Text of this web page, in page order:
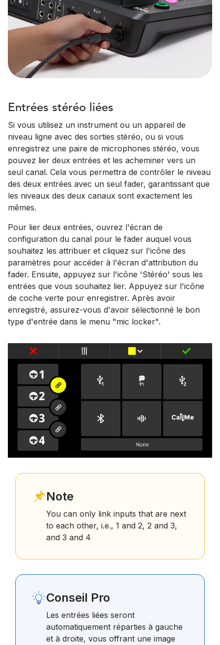
Entrées stéréo liées
Si vous utilisez un instrument ou un appareil de
niveau ligne avec des sorties stéréo, ou si vous
enregistrez une paire de microphones stéréo, vous
pouvez lier deux entrées et les acheminer vers un
seul canal. Cela vous permettra de contrôler le niveau
des deux entrées avec un seul fader, garantissant que
les niveaux des deux canaux sont exactement les
mêmes.
Pour lier deux entrées, ouvrez l'écran de
configuration du canal pour le fader auquel vous
souhaitez les attribuer et cliquez sur l'icône des
paramètres pour accéder à l'écran d'attribution du
fader. Ensuite, appuyez sur l'icône 'Stéréo' sous les
entrées que vous souhaitez lier. Appuyez sur l'icône
de coche verte pour enregistrer. Après avoir
enregistré, assurez-vous d'avoir sélectionné le bon
type d'entrée dans le menu "mic locker".
Note
You can only link inputs that are next
to each other, i.e., 1 and 2, 2 and 3,
and 3 and 4
Conseil Pro
Les entrées liées seront
automatiquement réparties à gauche
et à droite, vous offrant une image